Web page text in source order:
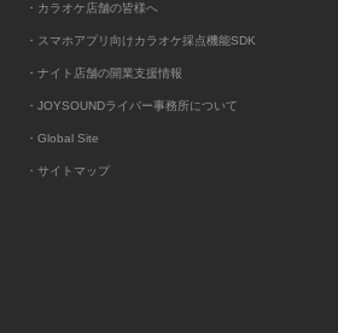
・カラオケ店舗の皆様へ
・スマホアプリ向けカラオケ採点機能SDK
・ナイト店舗の開業支援情報
・JOYSOUNDライバー事務所について
・Global Site
・サイトマップ